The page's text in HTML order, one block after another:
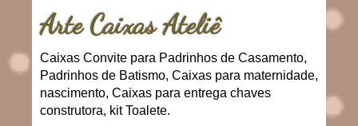
Arte Caixas Ateliê
Caixas Convite para Padrinhos de Casamento,
Padrinhos de Batismo, Caixas para maternidade,
nascimento, Caixas para entrega chaves
construtora, kit Toalete.